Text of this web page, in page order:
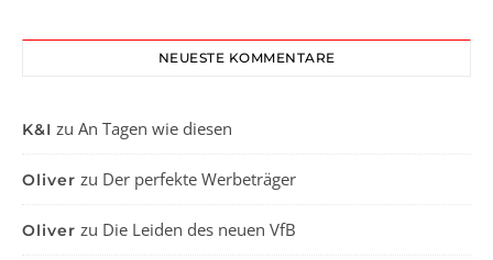
NEUESTE KOMMENTARE
K&I zu An Tagen wie diesen
Oliver zu Der perfekte Werbeträger
Oliver zu Die Leiden des neuen VfB